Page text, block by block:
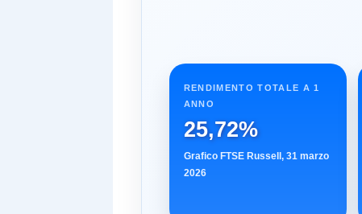
RENDIMENTO TOTALE A 1
ANNO
25,72%
Grafico FTSE Russell, 31 marzo
2026